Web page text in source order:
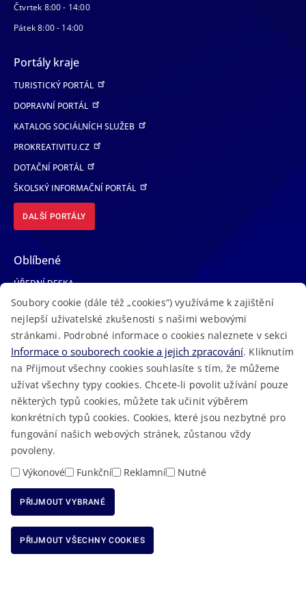
Čtvrtek 8:00 - 14:00
Pátek 8:00 - 14:00
Portály kraje
TURISTICKÝ PORTÁL
DOPRAVNÍ PORTÁL
KATALOG SOCIÁLNÍCH SLUŽEB
PROKREATIVITU.CZ
DOTAČNÍ PORTÁL
ŠKOLSKÝ INFORMAČNÍ PORTÁL
DALŠÍ PORTÁLY
Oblíbené
ÚŘEDNÍ DESKA
TELEFONNÍ SEZNAM
LÉKAŘSKÁ POHOTOVOST
VOLNÁ MÍSTA
AKTUALITY
2023 © Královéhradecký kraj • Vytvořeno vMacron Software
RSS • Mapa stránek •Cookies Prohlášení o přístupnosti
Soubory cookie (dále též „cookies“) využíváme k zajištění
nejlepší uživatelské zkušenosti s našimi webovými
stránkami. Podrobné informace o cookies naleznete v sekci
Informace o souborech cookie a jejich zpracování. Kliknutím
na Přijmout všechny cookies souhlasíte s tím, že můžeme
užívat všechny typy cookies. Chcete-li povolit užívání pouze
některých typů cookies, můžete tak učinit výběrem
konkrétních typů cookies. Cookies, které jsou nezbytné pro
fungování našich webových stránek, zůstanou vždy
povoleny.
Výkonové
Funkční Reklamní Nutné
PŘIJMOUT VYBRANÉ
PŘIJMOUT VŠECHNY COOKIES
ODMÍTNOUT VŠECHNY COOKIES